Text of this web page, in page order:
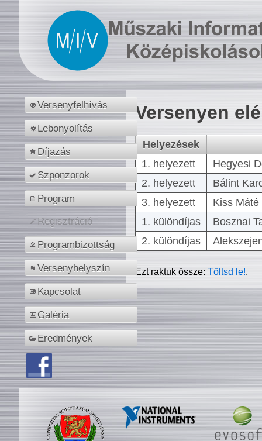
Versenyfelhívás
Lebonyolítás
Díjazás
Szponzorok
Program
Regisztráció
Programbizottság
Versenyhelyszín
Kapcsolat
Galéria
Eredmények
Versenyen
Helyezések
1. helyezett
Hegyesi
2. helyezett
Bálint
3. helyezett
Kiss
1. különdíjas
Bosznai
2. különdíjas
Ezt raktuk össze:Töltsd le!.